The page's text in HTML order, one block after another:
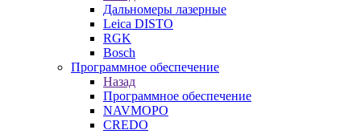
Дальномеры лазерные
Leica DISTO
RGK
Bosch
Программное обеспечение
Назад
Программное обеспечение
NAVMOPO
CREDO